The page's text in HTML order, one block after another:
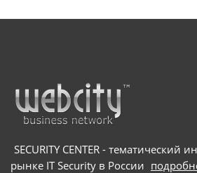
и Windows. Основной целью
онлайн-собеседованиями: они
потенциальных жертв на
под видом приложения для
SECURITY CENTER - тематический
рынке IT Security в России